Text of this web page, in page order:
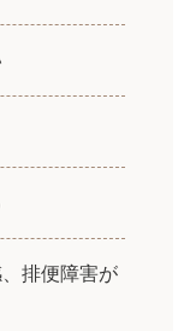
排便障害が